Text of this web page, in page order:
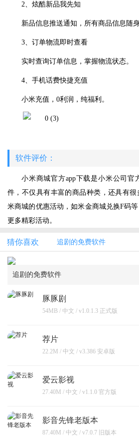
2、炫酷新品我先知
新品信息推送通知，所有商品信息随身
3、订单物流即时查看
实时查询订单信息，掌握物流状态。
4、手机话费快捷充值
小米充值，0利润，纯福利。
软件评价：
小米商城官方app下载是小米公司官
件，不仅具有丰富的商品种类，还具有
米商城的优惠活动，如米金商城兑换F码
更多精彩活动。
猜你喜欢 追剧的免费软件
追剧的免费软件
豚豚剧
54MB / 中文 / v1.0.1.3 正式版
荐片
22.2M / 中文 / v3.386 安卓版
爱云影视
27.40M / 中文 / v1.1.0 官方版
影音先锋老版本
87.40M / 中文 / v7.0.7 旧版本